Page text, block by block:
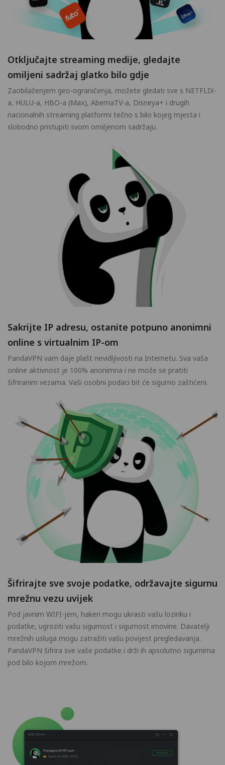
Otključajte streaming medije, gledajte
omiljeni sadržaj glatko bilo gdje
Zaobilaženjem geo-ograničenja, možete gledati sve s NETFLIX-
a, HULU-a, HBO-a (Max), AbemaTV-a, Disneya+ i drugih
nacionalnih streaming platformi tečno s bilo kojeg mjesta i
slobodno pristupiti svom omiljenom sadržaju.
Sakrijte IP adresu, ostanite potpuno anonimni
online s virtualnim IP-om
PandaVPN vam daje plašt nevidljivosti na Internetu. Sva vaša
online aktivnost je 100% anonimna i ne može se pratiti
šifriranim vezama. Vaši osobni podaci bit će sigurno zaštićeni.
Šifrirajte sve svoje podatke, održavajte sigurnu
mrežnu vezu uvijek
Pod javnim WIFI-jem, hakeri mogu ukrasti vašu lozinku i
podatke, ugroziti vašu sigurnost i sigurnost imovine. Davatelji
mrežnih usluga mogu zatražiti vašu povijest pregledavanja.
PandaVPN šifrira sve vaše podatke i drži ih apsolutno sigurnima
pod bilo kojom mrežom.